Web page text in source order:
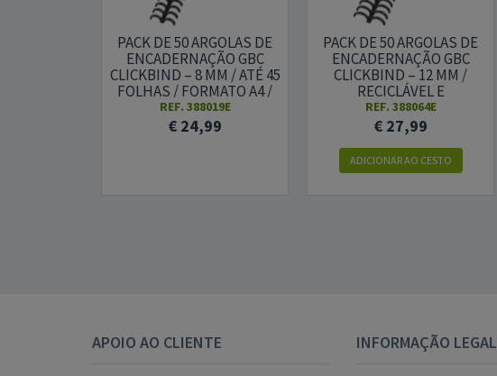
PACK DE 50 ARGOLAS DE
ENCADERNAÇÃO GBC
CLICKBIND – 8 MM / ATÉ 45
FOLHAS / FORMATO A4 /
PRETO
REF. 388019E
€ 24,99
PACK DE 50 ARGOLAS DE
ENCADERNAÇÃO GBC
CLICKBIND – 12 MM /
RECICLÁVEL E
REUTILIZÁVEL /
TRANSPARENTE MATE /
PRETO
REF. 388064E
€ 27,99
ADICIONAR AO CESTO
APOIO AO CLIENTE INFORMAÇÃO LEGAL